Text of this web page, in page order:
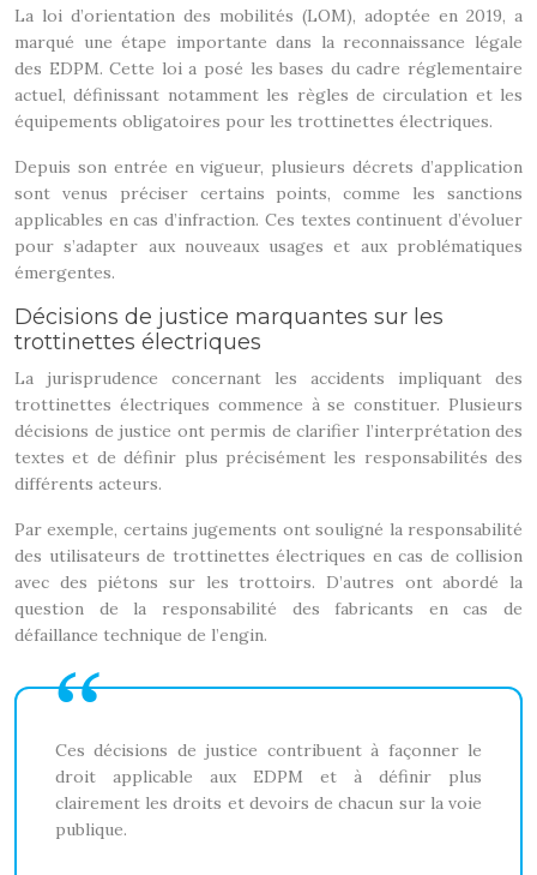
La loi d’orientation des mobilités (LOM), adoptée en 2019, a
marqué une étape importante dans la reconnaissance légale
des EDPM. Cette loi a posé les bases du cadre réglementaire
actuel, définissant notamment les règles de circulation et les
équipements obligatoires pour les trottinettes électriques.
Depuis son entrée en vigueur, plusieurs décrets d’application
sont venus préciser certains points, comme les sanctions
applicables en cas d’infraction. Ces textes continuent d’évoluer
pour s’adapter aux nouveaux usages et aux problématiques
émergentes.
Décisions de justice marquantes sur les
trottinettes électriques
La jurisprudence concernant les accidents impliquant des
trottinettes électriques commence à se constituer. Plusieurs
décisions de justice ont permis de clarifier l’interprétation des
textes et de définir plus précisément les responsabilités des
différents acteurs.
Par exemple, certains jugements ont souligné la responsabilité
des utilisateurs de trottinettes électriques en cas de collision
avec des piétons sur les trottoirs. D’autres ont abordé la
question de la responsabilité des fabricants en cas de
défaillance technique de l’engin.
Ces décisions de justice contribuent à façonner le
droit applicable aux EDPM et à définir plus
clairement les droits et devoirs de chacun sur la voie
publique.